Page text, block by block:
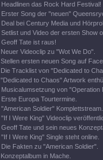
Headlinen das Rock Hard Festival!
Erster Song der "neuen"
Deal bei Century Media und
Setlist und Video der ersten Show
Geoff Tate ist raus!
Neuer Videoclip zu "Wot We Do".
Stellen ersten neuen Song auf
Die Tracklist von "Dedicated to
"Dedicated to Chaos" Artwork
Musicalumsetzung von "Operation
Erste Europa Tourtermine.
"American Soldier" Komplettstream.
"If I Were King" Videoclip
Geoff Tate und sein neues
"If I Were King" Single steht online.
Die Fakten zu "American Soldier".
Konzeptalbum in Mache.